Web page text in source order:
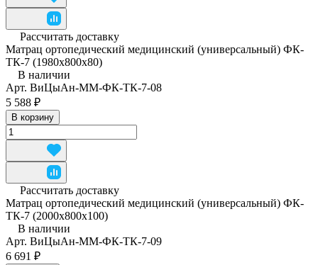
Рассчитать доставку
Матрац ортопедический медицинский (универсальный) ФК-
ТК-7 (1980x800x80)
В наличии
Арт. ВиЦыАн-ММ-ФК-ТК-7-08
5 588 ₽
В корзину
Рассчитать доставку
Матрац ортопедический медицинский (универсальный) ФК-
ТК-7 (2000x800x100)
В наличии
Арт. ВиЦыАн-ММ-ФК-ТК-7-09
6 691 ₽